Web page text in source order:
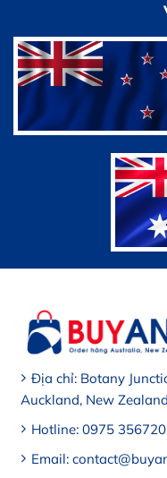
Địa chỉ: Botany
Auckland, New
Hotline: 0975 356720
Email: